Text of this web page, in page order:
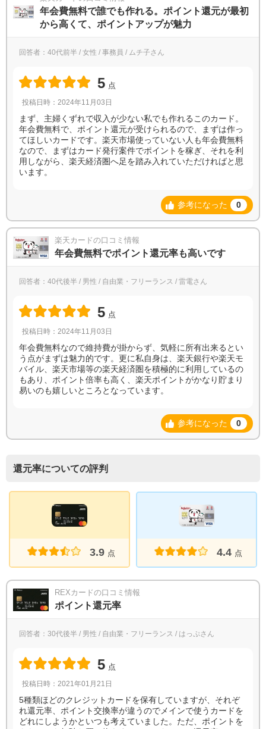
年会費無料で誰でも作れる。ポイント還元が最初
から高くて、ポイントアップが魅力
回答者：40代前半 / 女性 / 事務員 / ムチ子さん
5 点
投稿日時：2024年11月03日
まず、主婦くずれで収入が少ない私でも作れるこのカード。
年会費無料で、ポイント還元が受けられるので、まずは作っ
てほしいカードです。楽天市場使っていない人も年会費無料
なので、まずはカード発行案件でポイントを稼ぎ、それを利
用しながら、楽天経済圏へ足を踏み入れていただければと思
います。
参考になった 0
楽天カードの口コミ情報
年会費無料でポイント還元率も高いです
回答者：40代後半 / 男性 / 自由業・フリーランス / 雷電さん
5 点
投稿日時：2024年11月03日
年会費無料なので維持費が掛からず、気軽に所有出来るとい
う点がまずは魅力的です。更に私自身は、楽天銀行や楽天モ
バイル、楽天市場等の楽天経済圏を積極的に利用しているの
もあり、ポイント倍率も高く、楽天ポイントがかなり貯まり
易いのも嬉しいところとなっています。
参考になった 0
還元率についての評判
3.9 点 4.4 点
REXカードの口コミ情報
ポイント還元率
回答者：30代後半 / 男性 / 自由業・フリーランス / はっぷさん
5 点
投稿日時：2021年01月21日
5種類ほどのクレジットカードを保有していますが、それぞ
れ還元率、ポイント交換率が違うのでメインで使うカードを
どれにしようかといつも考えていました。ただ、ポイントを